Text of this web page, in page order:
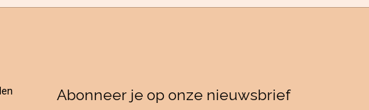
Abonneer je op onze nieuwsbrief